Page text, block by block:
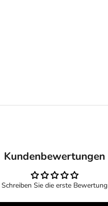
Kundenbewertungen
Schreiben Sie die erste Bewertung